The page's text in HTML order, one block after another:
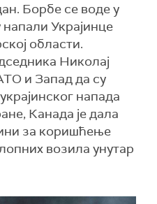
Борбе се воде у
Украјинце
области.
Николај
и Запад да су
напада
Канада је дала
за коришћење
возила унутар